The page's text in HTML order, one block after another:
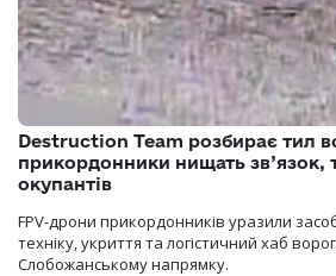
Destruction Team розбирає тил
прикордонники нищать зв’язок,
окупантів
FPV-дрони прикордонників уразили
техніку, укриття та логістичний хаб
Слобожанському напрямку.